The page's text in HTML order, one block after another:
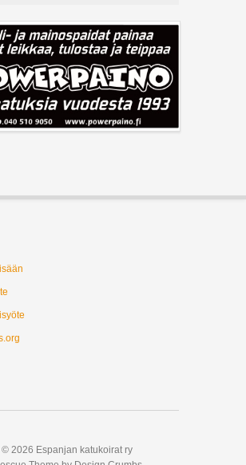
© 2026 Espanjan katukoirat ry